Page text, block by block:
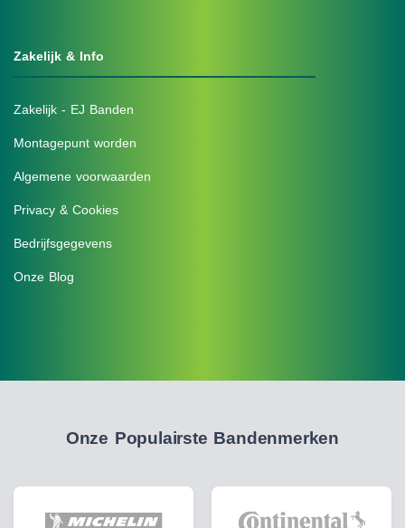
Zakelijk & Info
Zakelijk - EJ Banden
Montagepunt worden
Algemene voorwaarden
Privacy & Cookies
Bedrijfsgegevens
Onze Blog
Onze Populairste Bandenmerken